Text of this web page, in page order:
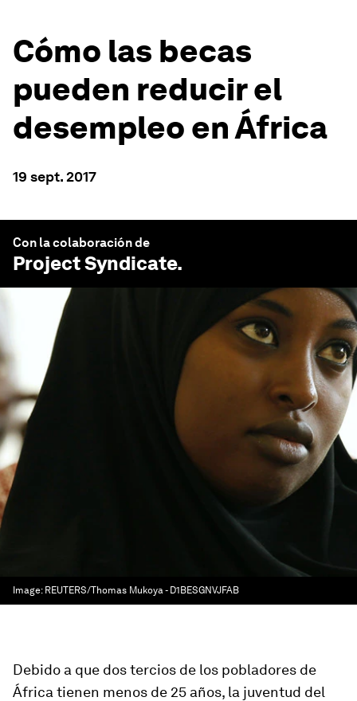
Cómo las becas
pueden reducir el
desempleo en África
19 sept. 2017
Con la colaboración de
Project Syndicate.
Image: REUTERS/Thomas Mukoya - D1BESGNVJFAB
Debido a que dos tercios de los pobladores de
África tienen menos de 25 años, la juventud del